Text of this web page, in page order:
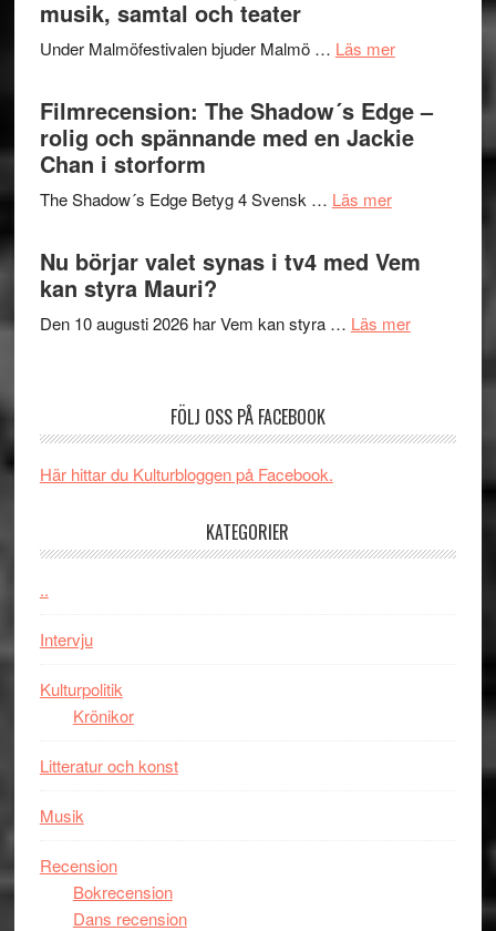
Pöntinen
avslutar
musik, samtal och teater
Under Malmöfestivalen bjuder Malmö … Läs merom
in
till
och
Filmrecension: The Shadow´s Edge –
rolig och spännande med en Jackie
Chan i storform
The Shadow´s Edge Betyg 4 Svensk … Läs merom
Shadow
Edge
spännande
Nu börjar valet synas i tv4 med Vem
kan styra Mauri?
Den 10 augusti 2026 har Vem kan styra … Läs merom
kan
FÖLJ OSS PÅ FACEBOOK
Här hittar du Kulturbloggen på Facebook.
KATEGORIER
..
Intervju
Kulturpolitik
Krönikor
Litteratur och konst
Musik
Recension
Bokrecension
Dans recension